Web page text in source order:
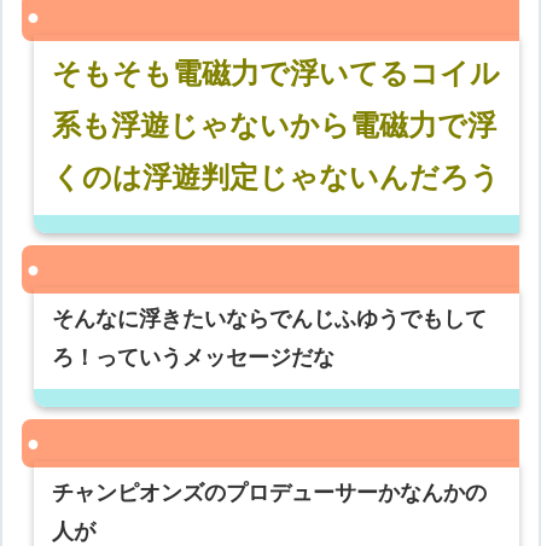
そもそも電磁力で浮いてるコイル
系も浮遊じゃないから電磁力で浮
くのは浮遊判定じゃないんだろう
そんなに浮きたいならでんじふゆうでもして
ろ！っていうメッセージだな
チャンピオンズのプロデューサーかなんかの
人が